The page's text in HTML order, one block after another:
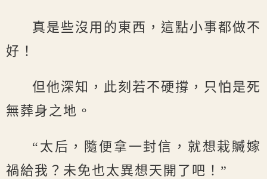
真是些沒用的東西，這點小事都做不
好！
但他深知，此刻若不硬撐，只怕是死
無葬身之地。
“太后，隨便拿一封信，就想栽贓嫁
禍給我？未免也太異想天開了吧！”